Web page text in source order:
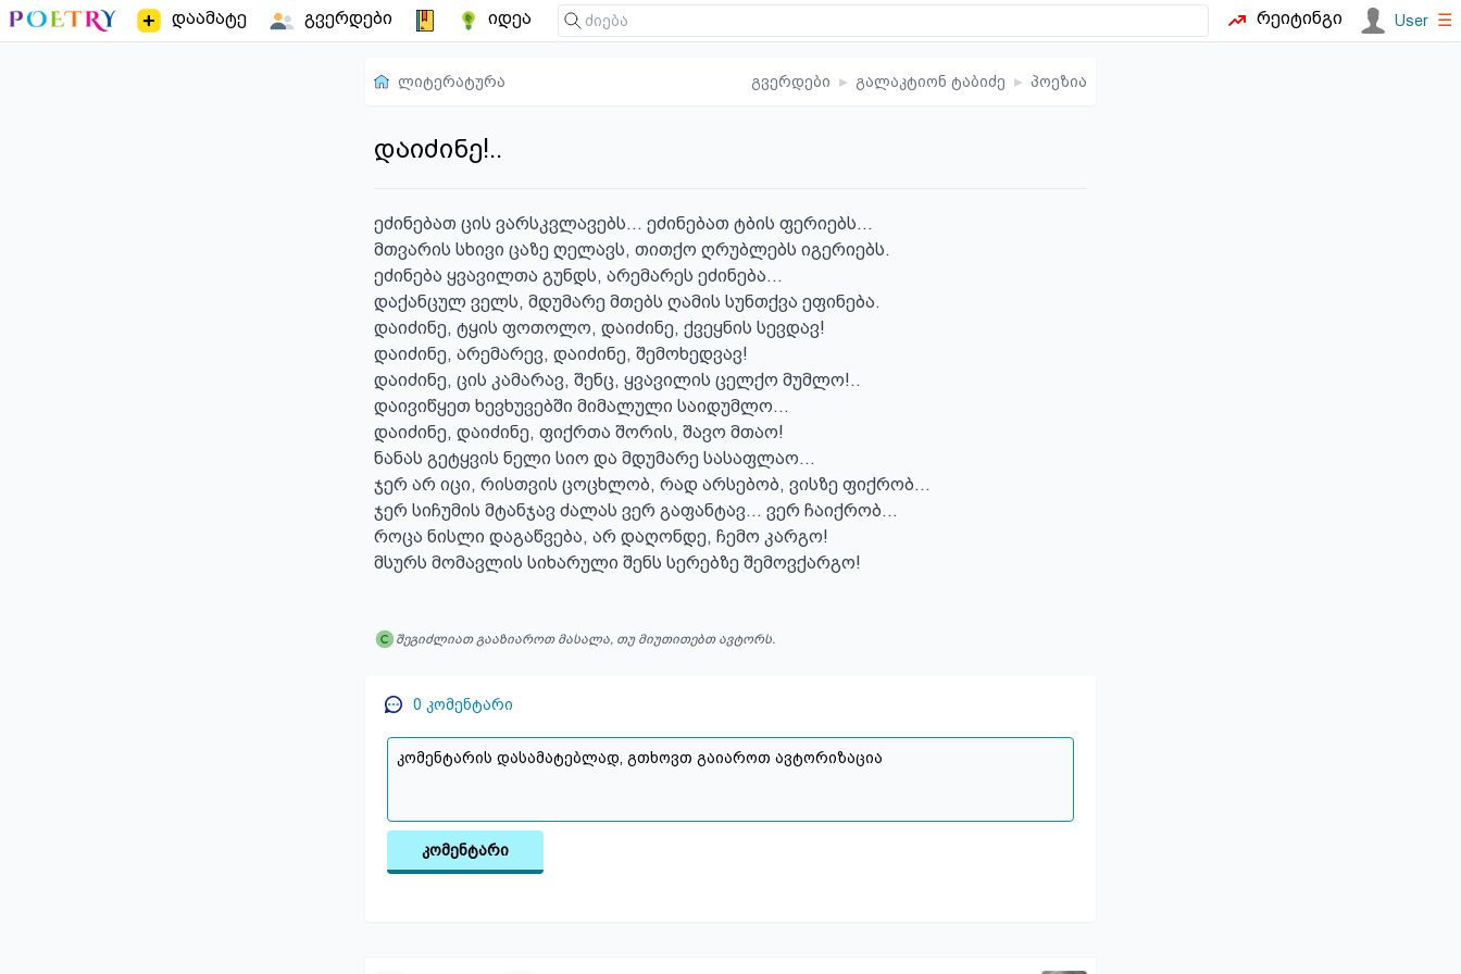
დაამატე გვერდები იდეა რეიტინგი User ☰
ლიტერატურა გვერდები ▸ გალაკტიონ ტაბიძე ▸ პოეზია
დაიძინე!..
ეძინებათ ცის ვარსკვლავებს... ეძინებათ ტბის ფერიებს...
მთვარის სხივი ცაზე ღელავს, თითქო ღრუბლებს იგერიებს.
ეძინება ყვავილთა გუნდს, არემარეს ეძინება...
დაქანცულ ველს, მდუმარე მთებს ღამის სუნთქვა ეფინება.
დაიძინე, ტყის ფოთოლო, დაიძინე, ქვეყნის სევდავ!
დაიძინე, არემარევ, დაიძინე, შემოხედვავ!
დაიძინე, ცის კამარავ, შენც, ყვავილის ცელქო მუმლო!..
დაივიწყეთ ხევხუვებში მიმალული საიდუმლო...
დაიძინე, დაიძინე, ფიქრთა შორის, შავო მთაო!
ნანას გეტყვის ნელი სიო და მდუმარე სასაფლაო...
ჯერ არ იცი, რისთვის ცოცხლობ, რად არსებობ, ვისზე ფიქრობ...
ჯერ სიჩუმის მტანჯავ ძალას ვერ გაფანტავ... ვერ ჩაიქრობ...
როცა ნისლი დაგაწვება, არ დაღონდე, ჩემო კარგო!
მსურს მომავლის სიხარული შენს სერებზე შემოვქარგო!
შეგიძლიათ გააზიაროთ მასალა, თუ მიუთითებთ ავტორს.
0 კომენტარი
კომენტარი